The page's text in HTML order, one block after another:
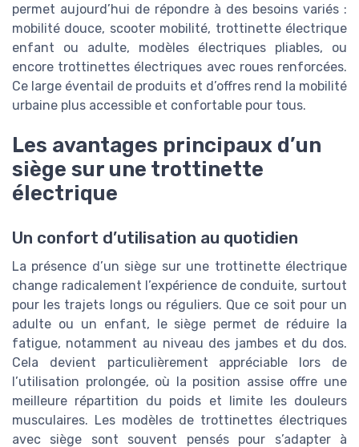
permet aujourd’hui de répondre à des besoins variés :
mobilité douce, scooter mobilité, trottinette électrique
enfant ou adulte, modèles électriques pliables, ou
encore trottinettes électriques avec roues renforcées.
Ce large éventail de produits et d’offres rend la mobilité
urbaine plus accessible et confortable pour tous.
Les avantages principaux d’un
siège sur une trottinette
électrique
Un confort d’utilisation au quotidien
La présence d’un siège sur une trottinette électrique
change radicalement l’expérience de conduite, surtout
pour les trajets longs ou réguliers. Que ce soit pour un
adulte ou un enfant, le siège permet de réduire la
fatigue, notamment au niveau des jambes et du dos.
Cela devient particulièrement appréciable lors de
l’utilisation prolongée, où la position assise offre une
meilleure répartition du poids et limite les douleurs
musculaires. Les modèles de trottinettes électriques
avec siège sont souvent pensés pour s’adapter à